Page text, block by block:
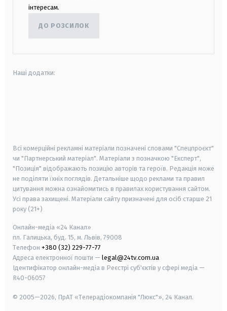
інтересам.
ДО РОЗСИЛОК
Наші додатки:
Всі комерційні рекламні матеріали позначені словами "Спецпроєкт"
чи "Партнерський матеріал". Матеріали з позначкою "Експерт",
"Позиція" відображають позицію авторів та героїв. Редакція може
не поділяти їхніх поглядів. Детальніше щодо реклами та правил
цитування можна ознайомитись в правилах користування сайтом.
Усі права захищені. Матеріали сайту призначені для осіб старше 21
року (21+)
Онлайн-медіа «24 Канал»
пл. Галицька, буд. 15, м. Львів, 79008
Телефон +380 (32) 229-77-77
Адреса електронної пошти — legal@24tv.com.ua
Ідентифікатор онлайн-медіа в Реєстрі суб'єктів у сфері медіа —
R40-06057
© 2005—2026, ПрАТ «Телерадіокомпанія "Люкс"», 24 Канал.